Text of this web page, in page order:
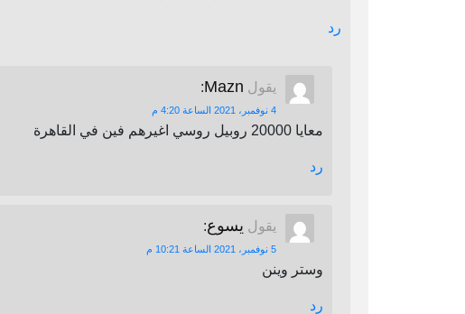
رد
يقول Mazn
:
4 نوفمبر، 2021 الساعة 4:20 م
معايا 20000 روبيل روسي اغيرهم فين في القاهرة
رد
يقول يسوع:
5 نوفمبر، 2021 الساعة 10:21 م
وستر وينن
رد